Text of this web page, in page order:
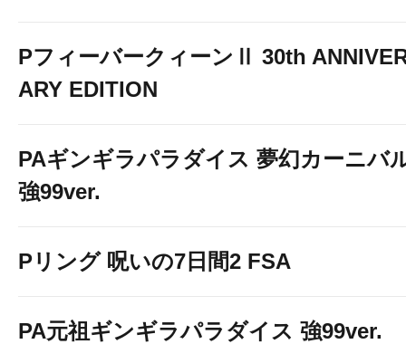
PフィーバークィーンⅡ 30th
ARY EDITION
PAギンギラパラダイス 夢幻カーニバ
強99ver.
Pリング 呪いの7日間2 FSA
PA元祖ギンギラパラダイス 強99ver.